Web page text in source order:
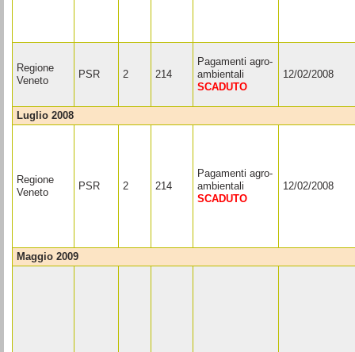
Regione
Veneto
PSR 2 214
Pagamenti agro-
ambientali
SCADUTO
12/02/2008
luglio 2008
Regione
Veneto
PSR 2 214
Pagamenti agro-
ambientali
SCADUTO
12/02/2008
maggio 2009